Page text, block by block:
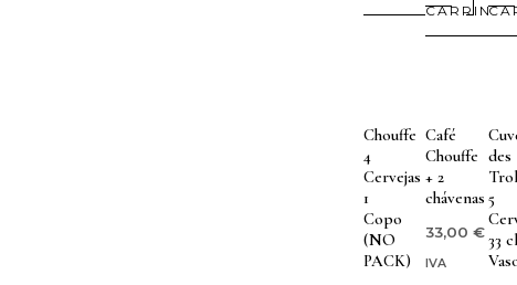
Chouffe
4
Cervejas
1
Copo
(NO
PACK)
Café
Chouffe
+ 2
chávenas
33,00€
IVA
des
5
33